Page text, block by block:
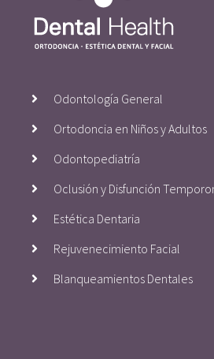
Odontología General
Ortodoncia en Niños y Adultos
Odontopediatría
Oclusión y Disfunción
Estética Dentaria
Rejuvenecimiento Facial
Blanqueamientos Dentales